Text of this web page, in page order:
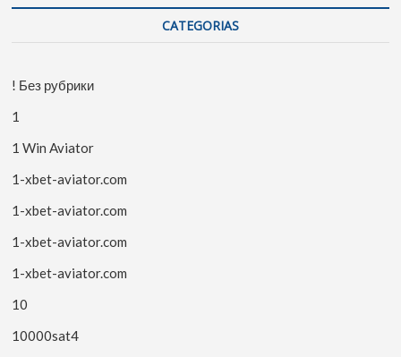
CATEGORIAS
! Без рубрики
1
1 Win Aviator
1-xbet-aviator.com
1-xbet-aviator.com
1-xbet-aviator.com
1-xbet-aviator.com
10
10000sat4